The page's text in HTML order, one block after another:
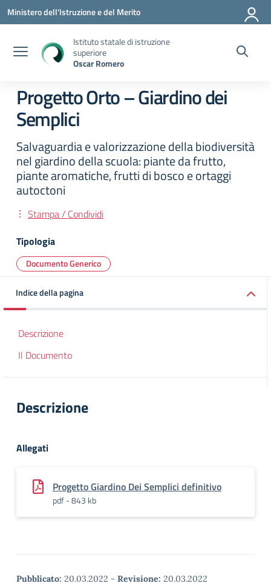
Vai ai contenuti
Vai al menu di navigazione
Vai al footer
Ministero dell'Istruzione e del Merito
Istituto statale di istruzione
superiore
Oscar Romero
Progetto Orto – Giardino dei
Semplici
Salvaguardia e valorizzazione della biodiversità
nel giardino della scuola: piante da frutto,
piante aromatiche, frutti di bosco e ortaggi
autoctoni
Stampa / Condividi
Tipologia
Documento Generico
Indice della pagina
Descrizione
Il Documento
Descrizione
Allegati
Progetto Giardino Dei Semplici definitivo
pdf - 843 kb
Pubblicato: 20.03.2022 - Revisione: 20.03.2022